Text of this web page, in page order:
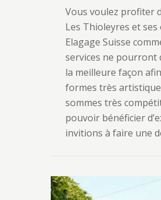
Vous voulez profiter
Les Thioleyres et
Elagage Suisse
services ne pourront
la meilleure façon
formes très
sommes très
pouvoir bénéficier
invitions à faire une